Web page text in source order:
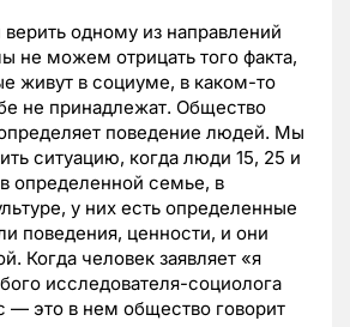
верить одному из направлений
не можем отрицать того факта,
живут в социуме, в каком-то
не принадлежат. Общество
поведение людей. Мы
ситуацию, когда люди 15, 25 и
определенной семье, в
у них есть определенные
поведения, ценности, и они
Когда человек заявляет «я
исследователя-социолога
— это в нем общество говорит